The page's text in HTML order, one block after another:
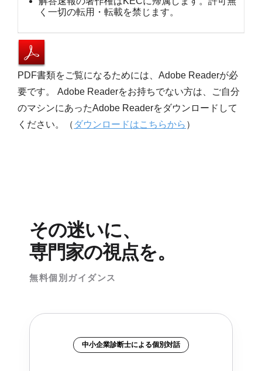
く一切の転用・転載を禁じます。
PDF書類をご覧になるためには、Adobe Readerが必
要です。 Adobe Readerをお持ちでない方は、ご自分
のマシンにあったAdobe Readerをダウンロードして
ください。（ ダウンロードはこちらから ）
その迷いに、
専門家の視点を。
無料個別ガイダンス
中小企業診断士による個別対話